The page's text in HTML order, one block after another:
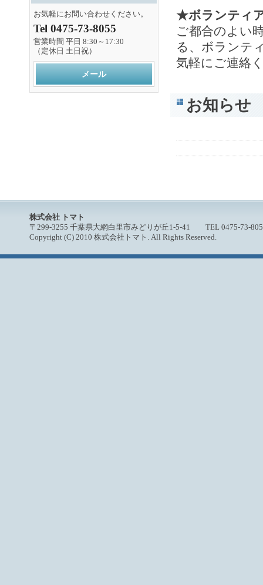
★ボランティ
ご都合のよい
る、ボランテ
気軽にご連絡
お知らせ
お気軽にお問い合わせください。
Tel 0475-73-8055
営業時間 平日 8:30～17:30
（定休日 土日祝）
メール
株式会社 トマト
〒299-3255 千葉県大網白里市みどりが丘1-5-41 TEL 0475-73-
Copyright (C) 2010 株式会社トマト. All Rights Reserved.